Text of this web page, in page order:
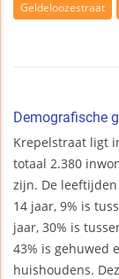
Geldeloozestraat
Demografische
Krepelstraat ligt
totaal 2.380
zijn. De
14 jaar, 9% is
jaar, 30% is
43% is gehuwed
huishoudens.